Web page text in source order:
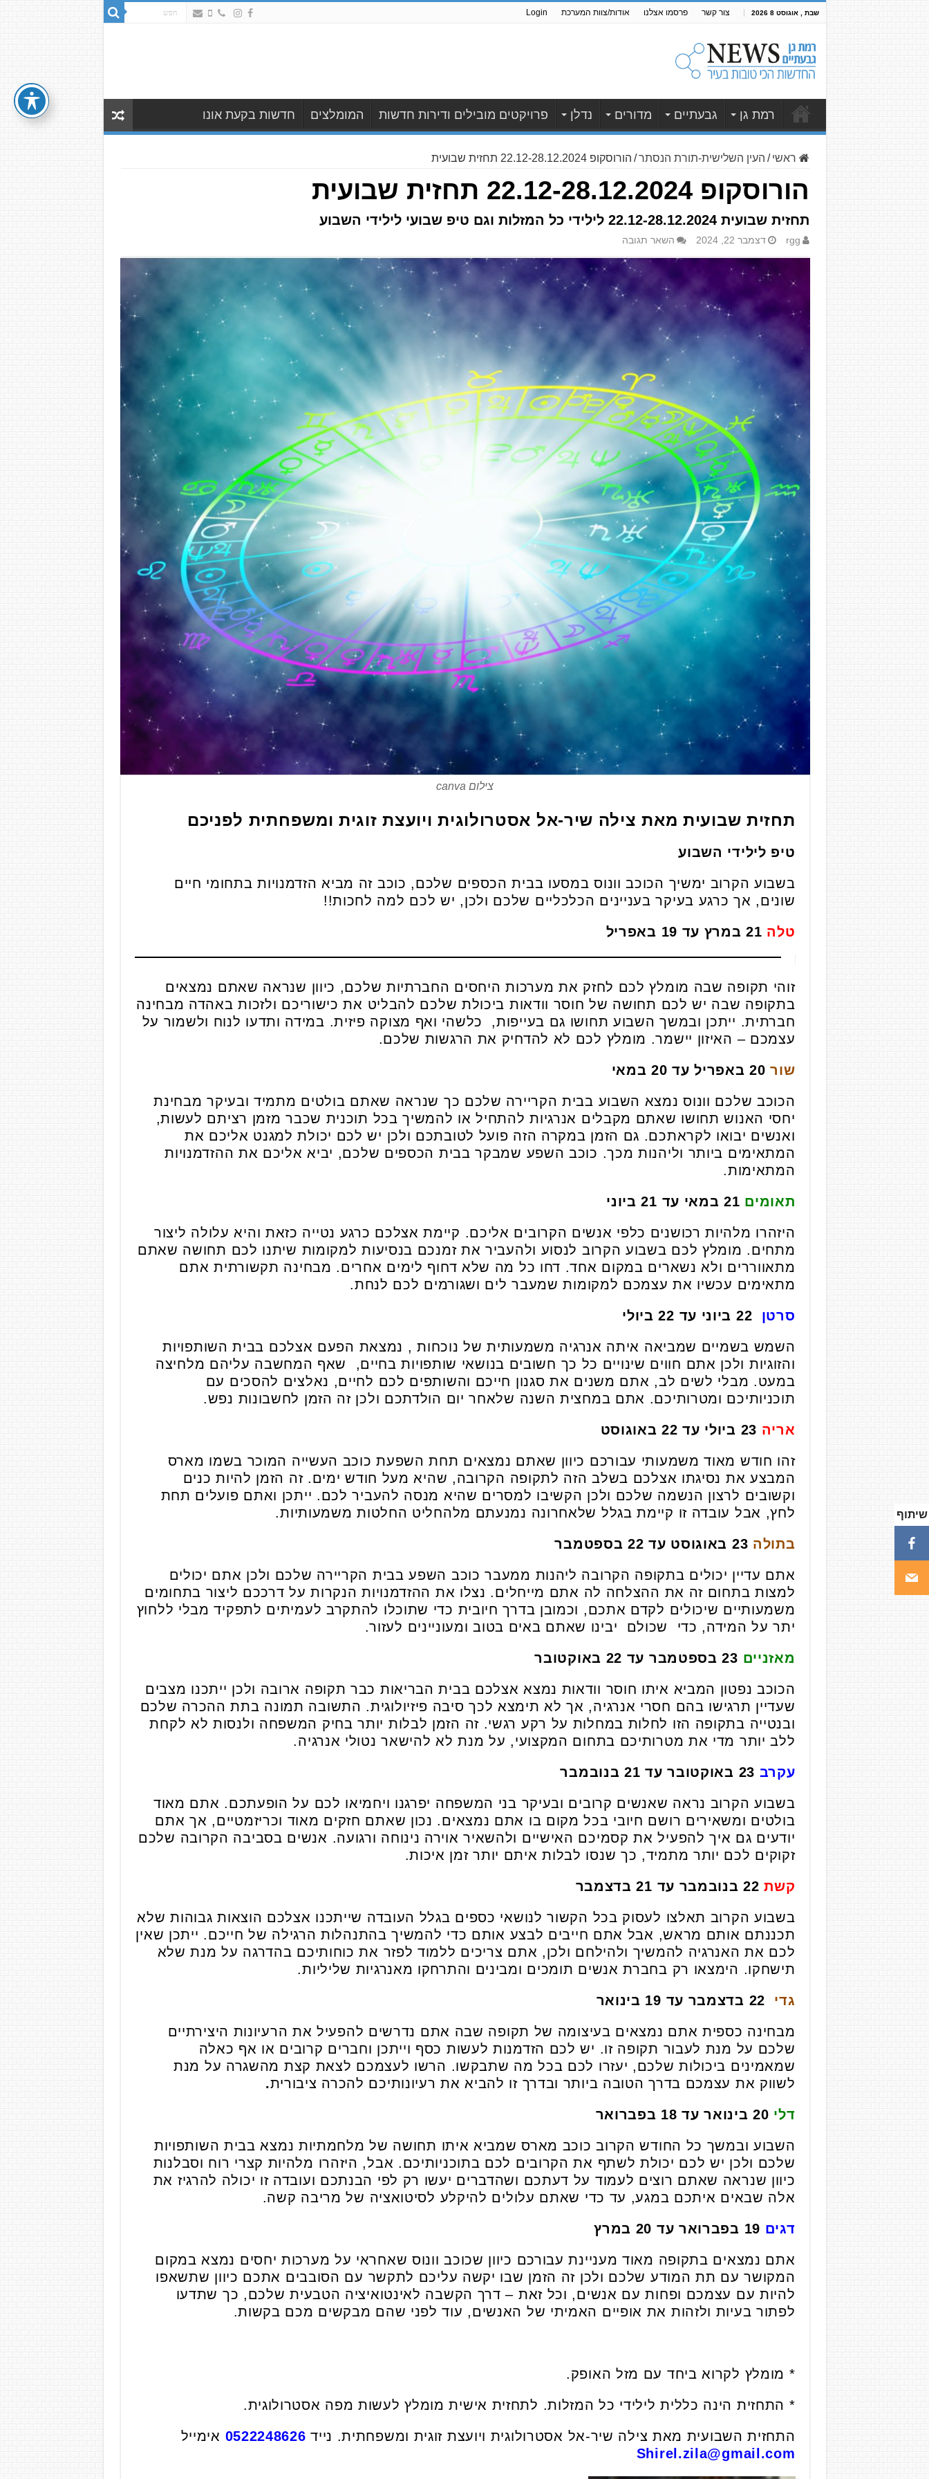
שבת , אוגוסט 8 2026 צור קשר פרסמו אצלנו אודות/צוות המערכת Login
רמת גן גבעתיים מדורים נדלן פרויקטים מובילים ודירות חדשות המומלצים חדשות בקעת אונו
ראשי / העין השלישית-תורת הנסתר / הורוסקופ 22.12-28.12.2024 תחזית שבועית
הורוסקופ 22.12-28.12.2024 תחזית שבועית
תחזית שבועית 22.12-28.12.2024 לילידי כל המזלות וגם טיפ שבועי לילידי השבוע
rgg דצמבר 22, 2024 השאר תגובה
צילום canva
תחזית שבועית מאת צילה שיר-אל אסטרולוגית ויועצת זוגית ומשפחתית לפניכם
טיפ לילידי השבוע
בשבוע הקרוב ימשיך הכוכב וונוס במסעו בבית הכספים שלכם, כוכב זה מביא הזדמנויות בתחומי חיים
שונים, אך כרגע בעיקר בעניינים הכלכליים שלכם ולכן, יש לכם למה לחכות!!
טלה
זוהי תקופה שבה מומלץ לכם לחזק את מערכות היחסים החברתיות שלכם, כיוון שנראה שאתם נמצאים
בתקופה שבה יש לכם תחושה של חוסר וודאות ביכולת שלכם להבליט את כישוריכם ולזכות באהדה מבחינה
חברתית. ייתכן ובמשך השבוע תחושו גם בעייפות, כלשהי ואף מצוקה פיזית. במידה ותדעו לנוח ולשמור על
עצמכם – האיזון יישמר. מומלץ לכם לא להדחיק את הרגשות שלכם.
שור 20 באפריל עד 20 במאי
הכוכב שלכם וונוס נמצא השבוע בבית הקריירה שלכם כך שנראה שאתם בולטים מתמיד ובעיקר מבחינת
יחסי האנוש תחושו שאתם מקבלים אנרגיות להתחיל או להמשיך בכל תוכנית שכבר מזמן רציתם לעשות,
ואנשים יבואו לקראתכם. גם הזמן במקרה הזה פועל לטובתכם ולכן יש לכם יכולת למגנט אליכם את
המתאימים ביותר וליהנות מכך. כוכב השפע שמבקר בבית הכספים שלכם, יביא אליכם את ההזדמנויות
המתאימות.
תאומים 21 במאי עד 21 ביוני
היזהרו מלהיות רכושנים כלפי אנשים הקרובים אליכם. קיימת אצלכם כרגע נטייה כזאת והיא עלולה ליצור
מתחים. מומלץ לכם בשבוע הקרוב לנסוע ולהעביר את זמנכם בנסיעות למקומות שיתנו לכם תחושה שאתם
מתאווררים ולא נשארים במקום אחד. דחו כל מה שלא דחוף לימים אחרים. מבחינה תקשורתית אתם
מתאימים עכשיו את עצמכם למקומות שמעבר לים ושגורמים לכם לנחת.
סרטן
השמש בשמיים שמביאה איתה אנרגיה משמעותית של נוכחות , נמצאת הפעם אצלכם בבית השותפויות
והזוגיות ולכן אתם חווים שינויים כל כך חשובים בנושאי שותפויות בחיים, שאף המחשבה עליהם מלחיצה
במעט. מבלי לשים לב, אתם משנים את סגנון חייכם והשותפים לכם לחיים, נאלצים להסכים עם
תוכניותיכם ומטרותיכם. אתם במחצית השנה שלאחר יום הולדתכם ולכן זה הזמן לחשבונות נפש.
אריה
זהו חודש מאוד משמעותי עבורכם כיוון שאתם נמצאים תחת השפעת כוכב העשייה המוכר בשמו מארס
המבצע את נסיגתו אצלכם בשלב הזה לתקופה הקרובה, שהיא מעל חודש ימים. זה הזמן להיות כנים
וקשובים לרצון הנשמה שלכם ולכן הקשיבו למסרים שהיא מנסה להעביר לכם. ייתכן ואתם פועלים תחת
לחץ, אבל עובדה זו קיימת בגלל שלאחרונה נמנעתם מלהחליט החלטות משמעותיות.
בתולה
אתם עדיין יכולים בתקופה הקרובה ליהנות ממעבר כוכב השפע בבית הקריירה שלכם ולכן אתם יכולים
למצות בתחום זה את ההצלחה לה אתם מייחלים. נצלו את ההזדמנויות הנקרות על דרככם ליצור בתחומים
משמעותיים שיכולים לקדם אתכם, וכמובן בדרך חיובית כדי שתוכלו להתקרב לעמיתים לתפקיד מבלי ללחוץ
יתר על המידה, כדי שכולם יבינו שאתם באים בטוב ומעוניינים לעזור.
מאזניים
הכוכב נפטון המביא איתו חוסר וודאות נמצא אצלכם בבית הבריאות כבר תקופה ארובה ולכן ייתכנו מצבים
שעדיין תרגישו בהם חסרי אנרגיה, אך לא תימצא לכך סיבה פיזיולוגית. התשובה תמונה בתת ההכרה שלכם
ובנטייה בתקופה הזו לחלות במחלות על רקע רגשי. זה הזמן לבלות יותר בחיק המשפחה ולנסות לא לקחת
ללב יותר מדי את מטרותיכם בתחום המקצועי, על מנת לא להישאר נטולי אנרגיה.
עקרב
בשבוע הקרוב נראה שאנשים קרובים ובעיקר בני המשפחה יפרגנו ויחמיאו לכם על הופעתכם. אתם מאוד
בולטים ומשאירים רושם חיובי בכל מקום בו אתם נמצאים. נכון שאתם חזקים מאוד וכריזמטיים, אך אתם
יודעים גם איך להפעיל את קסמיכם האישיים ולהשאיר אוירה נינוחה ורגועה. אנשים בסביבה הקרובה שלכם
זקוקים לכם יותר מתמיד, כך שנסו לבלות איתם יותר זמן איכות.
קשת22 בנובמבר עד 21 בדצמבר
בשבוע הקרוב תאלצו לעסוק בכל הקשור לנושאי כספים בגלל העובדה שייתכנו אצלכם הוצאות גבוהות שלא
תכננתם אותם מראש, אבל אתם חייבים לבצע אותם כדי להמשיך בהתנהלות הרגילה של חייכם. ייתכן שאין
לכם את האנרגיה להמשיך ולהילחם ולכן, אתם צריכים ללמוד לפזר את כוחותיכם בהדרגה על מנת שלא
תישחקו. הימצאו רק בחברת אנשים תומכים ומבינים והתרחקו מאנרגיות שליליות.
גדי
מבחינה כספית אתם נמצאים בעיצומה של תקופה שבה אתם נדרשים להפעיל את הרעיונות היצירתיים
שלכם על מנת לעבור תקופה זו. יש לכם הזדמנות לעשות כסף וייתכן וחברים קרובים או אף כאלה
שמאמינים ביכולות שלכם, יעזרו לכם בכל מה שתבקשו. הרשו לעצמכם לצאת קצת מהשגרה על מנת
לשווק את עצמכם בדרך הטובה ביותר ובדרך זו להביא את רעיונותיכם להכרה ציבורית.
דלי
השבוע ובמשך כל החודש הקרוב כוכב מארס שמביא איתו תחושה של מלחמתיות נמצא בבית השותפויות
שלכם ולכן יש לכם יכולת לשתף את הקרובים לכם בתוכניותיכם. אבל, היזהרו מלהיות קצרי רוח וסבלנות
כיוון שנראה שאתם רוצים לעמוד על דעתכם ושהדברים יעשו רק לפי הבנתכם ועובדה זו יכולה להרגיז את
אלה שבאים איתכם במגע, עד כדי שאתם עלולים להיקלע לסיטואציה של מריבה קשה.
דגים
אתם נמצאים בתקופה מאוד מעניינת עבורכם כיוון שכוכב וונוס שאחראי על מערכות יחסים נמצא במקום
המקושר עם תת המודע שלכם ולכן זה הזמן שבו יקשה עליכם לתקשר עם הסובבים אתכם כיוון שתשאפו
להיות עם עצמכם ופחות עם אנשים, וכל זאת – דרך הקשבה לאינטואיציה הטבעית שלכם, כך שתדעו
לפתור בעיות ולזהות את אופיים האמיתי של האנשים, עוד לפני שהם מבקשים מכם בקשות.
* מומלץ לקרוא ביחד עם מזל האופק.
* התחזית הינה כללית לילידי כל המזלות. לתחזית אישית מומלץ לעשות מפה אסטרולוגית.
התחזית השבועית מאת צילה שיר-אל אסטרולוגית ויועצת זוגית ומשפחתית. נייד 0522248626 אימייל
Shirel.zila@gmail.com
שיתוף